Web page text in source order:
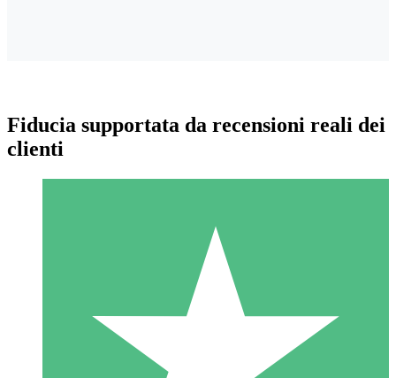
Pacchetti di Crediti Individuali
Paga a consumo con crediti di download. Nessun impegno
Fiducia supportata da recensioni reali dei
clienti